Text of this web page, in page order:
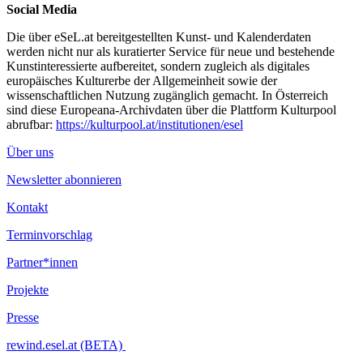
Social Media
Die über eSeL.at bereitgestellten Kunst- und Kalenderdaten
werden nicht nur als kuratierter Service für neue und bestehende
Kunstinteressierte aufbereitet, sondern zugleich als digitales
europäisches Kulturerbe der Allgemeinheit sowie der
wissenschaftlichen Nutzung zugänglich gemacht. In Österreich
sind diese Europeana-Archivdaten über die Plattform Kulturpool
abrufbar: https://kulturpool.at/institutionen/esel
Über uns
Newsletter abonnieren
Kontakt
Terminvorschlag
Partner*innen
Projekte
Presse
rewind.esel.at (BETA)